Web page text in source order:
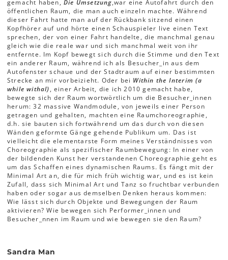
gemacht haben, Die Umsetzung,war eine Autofahrt durch den
öffentlichen Raum, die man auch einzeln machte. Während
dieser Fahrt hatte man auf der Rückbank sitzend einen
Kopfhörer auf und hörte einen Schauspieler live einen Text
sprechen, der von einer Fahrt handelte, die manchmal genau
gleich wie die reale war und sich manchmal weit von ihr
entfernte. Im Kopf bewegt sich durch die Stimme und den Text
ein anderer Raum, während ich als Besucher_in aus dem
Autofenster schaue und der Stadtraum auf einer bestimmten
Strecke an mir vorbeizieht. Oder bei Within the Interim (a
while withal), einer Arbeit, die ich 2010 gemacht habe,
bewegte sich der Raum wortwörtlich um die Besucher_innen
herum: 32 massive Wandmodule, von jeweils einer Person
getragen und gehalten, machten eine Raumchoreographie,
d.h. sie bauten sich fortwährend um das durch von diesen
Wänden geformte Gänge gehende Publikum um. Das ist
vielleicht die elementarste Form meines Verständnisses von
Choreographie als spezifischer Raumbewegung: In einer von
der bildenden Kunst her verstandenen Choreographie geht es
um das Schaffen eines dynamischen Raums. Es fängt mit der
Minimal Art an, die für mich früh wichtig war, und es ist kein
Zufall, dass sich Minimal Art und Tanz so fruchtbar verbunden
haben oder sogar aus demselben Denken heraus kommen:
Wie lässt sich durch Objekte und Bewegungen der Raum
aktivieren? Wie bewegen sich Performer_innen und
Besucher_nnen im Raum und wie bewegen sie den Raum?
Sandra Man